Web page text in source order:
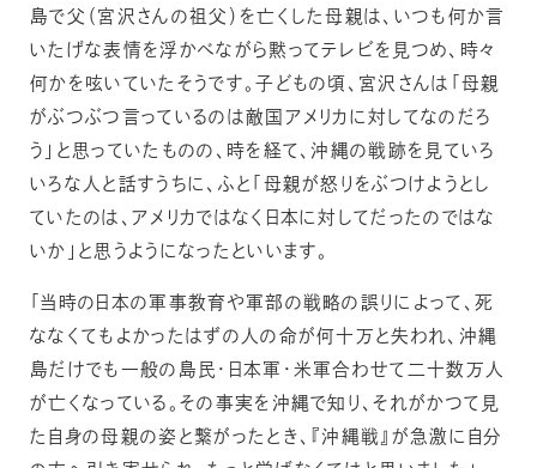
島で父（宮沢さんの祖父）を亡くした母親は、いつも何か言
いたげな表情を浮かべながら黙ってテレビを見つめ、時々
何かを呟いていたそうです。子どもの頃、宮沢さんは「母親
がぶつぶつ言っているのは敵国アメリカに対してなのだろ
う」と思っていたものの、時を経て、沖縄の戦跡を見ていろ
いろな人と話すうちに、ふと「母親が怒りをぶつけようとし
ていたのは、アメリカではなく日本に対してだったのではな
いか」と思うようになったといいます。
「当時の日本の軍事教育や軍部の戦略の誤りによって、死
ななくてもよかったはずの人の命が何十万と失われ、沖縄
島だけでも一般の島民・日本軍・米軍合わせて二十数万人
が亡くなっている。その事実を沖縄で知り、それがかつて見
た自身の母親の姿と繋がったとき、『沖縄戦』が急激に自分